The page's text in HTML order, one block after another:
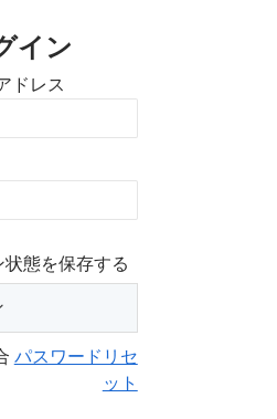
イン
ドレス
状態を保存する
パスワードリセ
ット